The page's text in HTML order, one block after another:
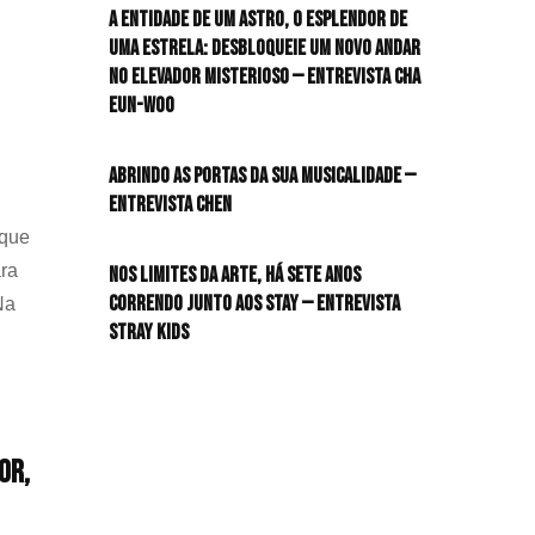
A entidade de um astro, o esplendor de
uma estrela: desbloqueie um novo andar
no elevador misterioso — Entrevista CHA
EUN-WOO
Abrindo as portas da sua musicalidade —
Entrevista CHEN
Nos limites da arte, há sete anos
correndo junto aos STAY — Entrevista
Stray Kids